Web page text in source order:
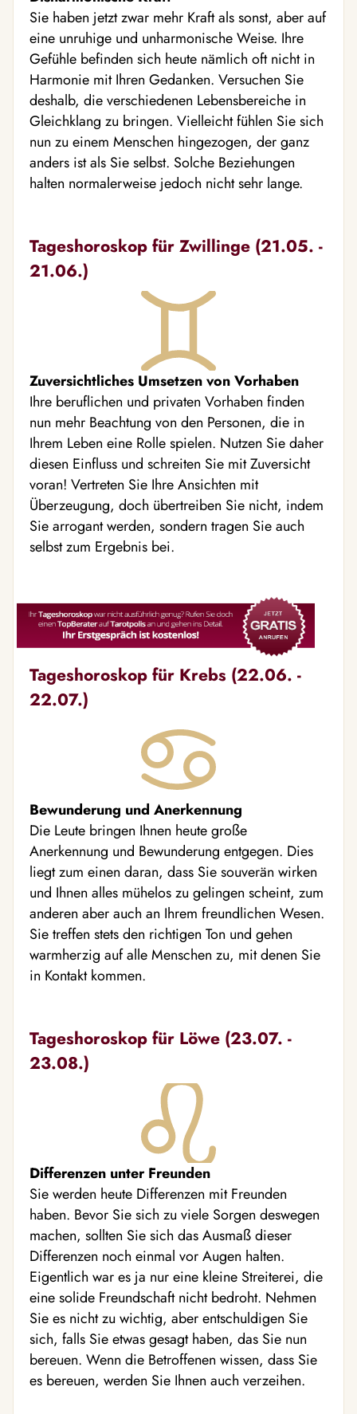
Sie haben jetzt zwar mehr Kraft als sonst, aber auf
eine unruhige und unharmonische Weise. Ihre
Gefühle befinden sich heute nämlich oft nicht in
Harmonie mit Ihren Gedanken. Versuchen Sie
deshalb, die verschiedenen Lebensbereiche in
Gleichklang zu bringen. Vielleicht fühlen Sie sich
nun zu einem Menschen hingezogen, der ganz
anders ist als Sie selbst. Solche Beziehungen
halten normalerweise jedoch nicht sehr lange.
Tageshoroskop für Zwillinge (21.05. -
21.06.)
Zuversichtliches Umsetzen von Vorhaben
Ihre beruflichen und privaten Vorhaben finden
nun mehr Beachtung von den Personen, die in
Ihrem Leben eine Rolle spielen. Nutzen Sie daher
diesen Einfluss und schreiten Sie mit Zuversicht
voran! Vertreten Sie Ihre Ansichten mit
Überzeugung, doch übertreiben Sie nicht, indem
Sie arrogant werden, sondern tragen Sie auch
selbst zum Ergebnis bei.
Tageshoroskop für Krebs (22.06. -
22.07.)
Bewunderung und Anerkennung
Die Leute bringen Ihnen heute große
Anerkennung und Bewunderung entgegen. Dies
liegt zum einen daran, dass Sie souverän wirken
und Ihnen alles mühelos zu gelingen scheint, zum
anderen aber auch an Ihrem freundlichen Wesen.
Sie treffen stets den richtigen Ton und gehen
warmherzig auf alle Menschen zu, mit denen Sie
in Kontakt kommen.
Tageshoroskop für Löwe (23.07. -
23.08.)
Differenzen unter Freunden
Sie werden heute Differenzen mit Freunden
haben. Bevor Sie sich zu viele Sorgen deswegen
machen, sollten Sie sich das Ausmaß dieser
Differenzen noch einmal vor Augen halten.
Eigentlich war es ja nur eine kleine Streiterei, die
eine solide Freundschaft nicht bedroht. Nehmen
Sie es nicht zu wichtig, aber entschuldigen Sie
sich, falls Sie etwas gesagt haben, das Sie nun
bereuen. Wenn die Betroffenen wissen, dass Sie
es bereuen, werden Sie Ihnen auch verzeihen.